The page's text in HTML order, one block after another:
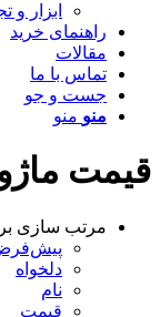
ابزار و
راهنمای خرید
مقالات
تماس با ما
جست و جو
منو منو
قیمت
مرتب سازی
دلخواه
نام
قیمت